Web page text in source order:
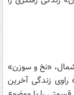
شمال، «نخ و سوزن»
زندگی آخرین